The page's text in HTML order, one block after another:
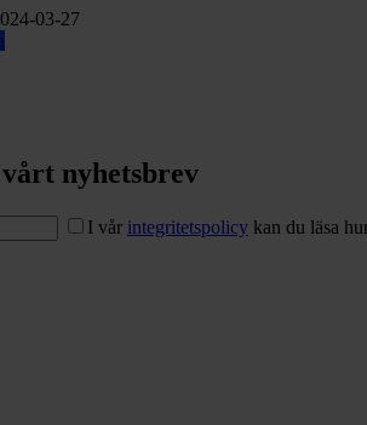
03-27
nyhetsbrev
I vår integritetspolicy kan du läsa